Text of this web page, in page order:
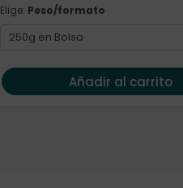
Elige: Peso/formato
Añadir al carrito